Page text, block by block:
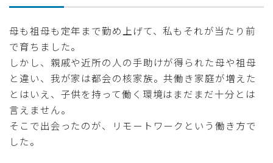
母も祖母も定年まで勤め上げて、私もそれが当たり前
で育ちました。
しかし、親戚や近所の人の手助けが得られた母や祖母
と違い、我が家は都会の核家族。共働き家庭が増えた
とはいえ、子供を持って働く環境はまだまだ十分とは
言えません。
そこで出会ったのが、リモートワークという働き方で
した。